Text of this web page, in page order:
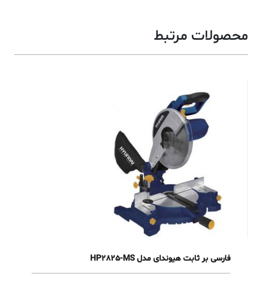
محصولات مرتبط
فارسی بر ثابت هیوندای مدل HP2825-MS